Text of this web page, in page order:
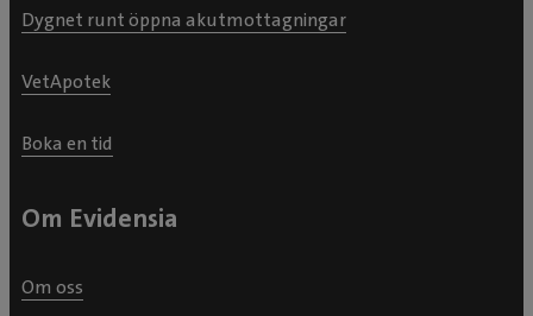
Dygnet runt öppna akutmottagningar
VetApotek
Boka en tid
Om Evidensia
Om oss